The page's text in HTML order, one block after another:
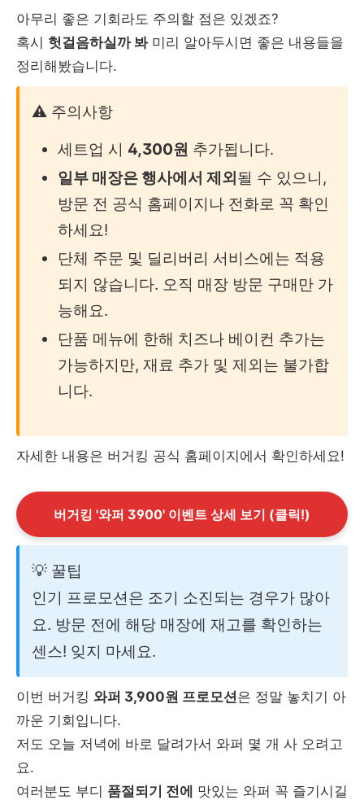
아무리 좋은 기회라도 주의할 점은 있겠죠?
혹시 헛걸음하실까 봐미리 알아두시면 좋은 내용들을
정리해봤습니다.
⚠️ 주의사항
세트업 시 4,300원 추가됩니다.
일부 매장은 행사에서 제외 될 수 있으니,
방문 전 공식 홈페이지나 전화로 꼭 확인
하세요!
단체 주문 및 딜리버리 서비스에는 적용
되지 않습니다. 오직 매장 방문 구매만 가
능해요.
단품 메뉴에 한해 치즈나 베이컨 추가는
가능하지만, 재료 추가 및 제외는 불가합
니다.
자세한 내용은 버거킹 공식 홈페이지에서 확인하세요!
버거킹 '와퍼 3900' 이벤트 상세 보기 (클릭!)
💡 꿀팁
인기 프로모션은 조기 소진되는 경우가 많아
요. 방문 전에 해당 매장에 재고를 확인하는
센스! 잊지 마세요.
이번 버거킹 와퍼 3,900원 프로모션은 정말 놓치기 아
까운 기회입니다.
저도 오늘 저녁에 바로 달려가서 와퍼 몇 개 사 오려고
요.
여러분도 부디 품절되기 전에 맛있는 와퍼 꼭 즐기시길